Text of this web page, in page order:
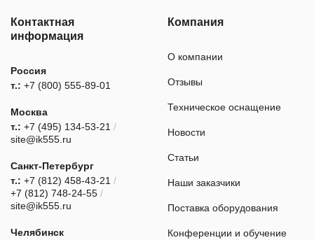
Контактная
информация
Россия
т.: +7 (800) 555-89-01
Москва
т.: +7 (495) 134-53-21 /
site@ik555.ru
Санкт-Петербург
т.: +7 (812) 458-43-21 /
+7 (812) 748-24-55 /
site@ik555.ru
Челябинск
Компания
О компании
Отзывы
Техническое оснащение
Новости
Статьи
Наши заказчики
Поставка оборудования
Конференции и обучение